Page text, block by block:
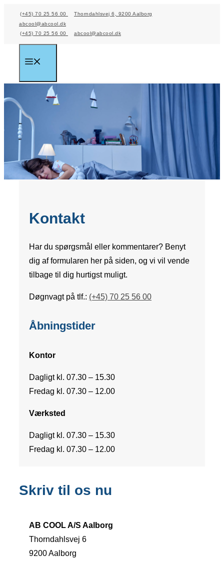
indhold
(+45) 70 25 56 00
Thorndahlsvej 6, 9200 Aalborg
abcool@abcool.dk
(+45) 70 25 56 00
abcool@abcool.dk
Menu
Kontakt
Har du spørgsmål eller kommentarer? Benyt
dig af formularen her på siden, og vi vil vende
tilbage til dig hurtigst muligt.
Døgnvagt på tlf.: (+45) 70 25 56 00
Åbningstider
Kontor
Dagligt kl. 07.30 – 15.30
Fredag kl. 07.30 – 12.00
Værksted
Dagligt kl. 07.30 – 15.30
Fredag kl. 07.30 – 12.00
Skriv til os nu
AB COOL A/S Aalborg
Thorndahlsvej 6
9200 Aalborg